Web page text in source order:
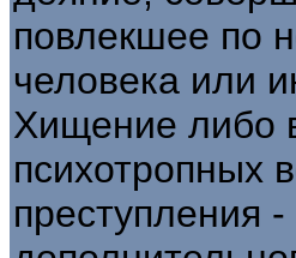
повлекшее по
человека или
Хищение либо
психотропных
преступления